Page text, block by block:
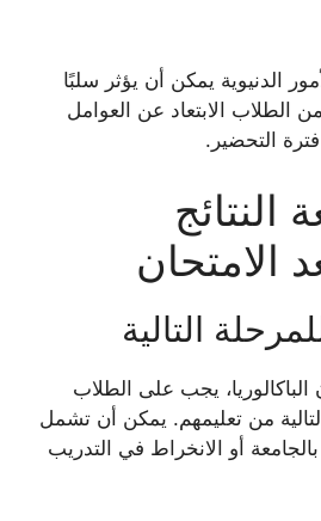
الدنيوية يمكن أن يؤثر سلبًا
الطلاب الابتعاد عن العوامل
التحضير.
النتائج
الامتحان
الباكالوريا، يجب على الطلاب
من تعليمهم. يمكن أن تشمل
أو الانخراط في التدريب